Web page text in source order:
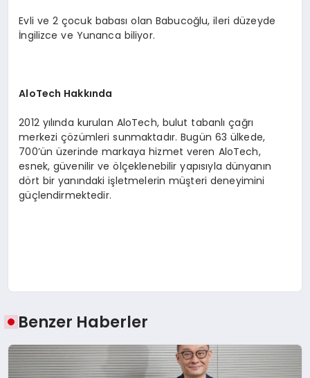
Evli ve 2 çocuk babası olan Babucoğlu, ileri düzeyde
İngilizce ve Yunanca biliyor.
AloTech Hakkında
2012 yılında kurulan AloTech, bulut tabanlı çağrı
merkezi çözümleri sunmaktadır. Bugün 63 ülkede,
700’ün üzerinde markaya hizmet veren AloTech,
esnek, güvenilir ve ölçeklenebilir yapısıyla dünyanın
dört bir yanındaki işletmelerin müşteri deneyimini
güçlendirmektedir.
Benzer Haberler